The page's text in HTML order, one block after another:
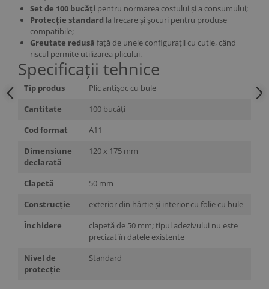
Set de 100 bucăți pentru normarea costului și a consumului;
Protecție standard la frecare și șocuri pentru produse
compatibile;
Greutate redusă față de unele configurații cu cutie, când
riscul permite utilizarea plicului.
Specificații tehnice
Tip produs
Plic antișoc cu bule
Cantitate
100 bucăți
Cod format
A11
Dimensiune
declarată
120 x 175 mm
Clapetă
50 mm
Construcție
exterior din hârtie și interior cu folie cu bule
Închidere
clapetă de 50 mm; tipul adezivului nu este
precizat în datele existente
Nivel de
protecție
Standard